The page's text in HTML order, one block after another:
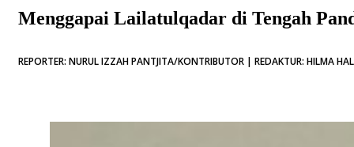
Menggapai Lailatulqadar di Tengah
REPORTER: NURUL IZZAH PANTJITA/KONTRIBUTOR | REDAKTUR: HILMA